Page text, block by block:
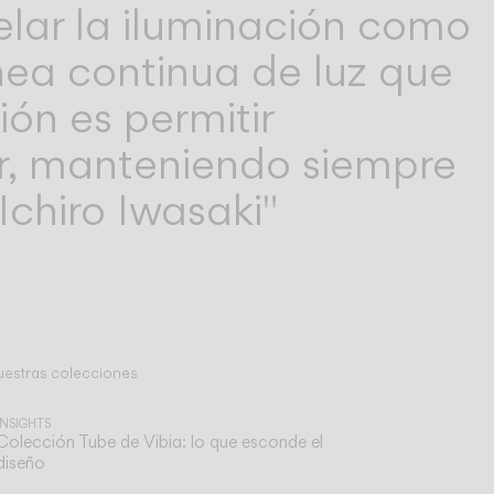
la iluminación como
continua de luz que
es permitir
manteniendo siempre
Iwasaki"
colecciones
INSIGHTS
Tube de Vibia: lo que esconde el